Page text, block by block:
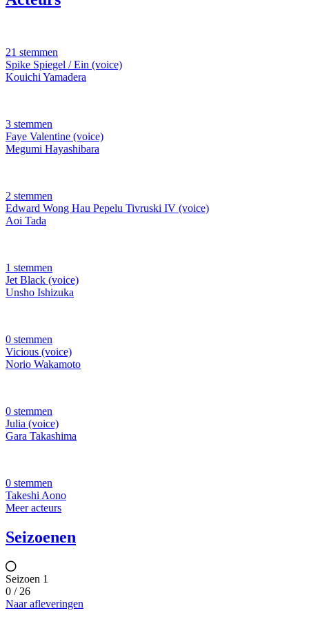
21 stemmen
Spike Spiegel / Ein (voice)
Kouichi Yamadera
3 stemmen
Faye Valentine (voice)
Megumi Hayashibara
2 stemmen
Edward Wong Hau Pepelu Tivruski IV (voice)
Aoi Tada
1 stemmen
Jet Black (voice)
Unsho Ishizuka
0 stemmen
Vicious (voice)
Norio Wakamoto
0 stemmen
Julia (voice)
Gara Takashima
0 stemmen
Takeshi Aono
Meer acteurs
Seizoenen
Seizoen 1
0 / 26
Naar afleveringen